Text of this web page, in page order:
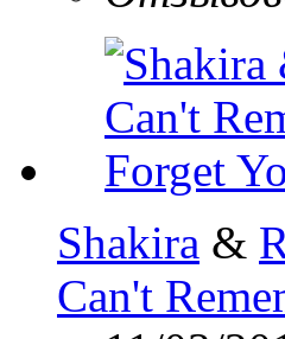
Shakira &
Can't